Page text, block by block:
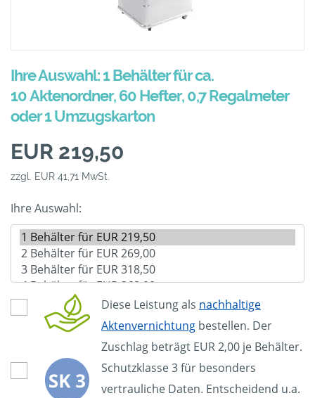
Ihre Auswahl: 1 Behälter für ca.
10 Aktenordner, 60 Hefter, 0,7 Regalmeter
oder 1 Umzugskarton
EUR 219,50
zzgl. EUR 41,71 MwSt.
Ihre Auswahl:
Diese Leistung als nachhaltige
Aktenvernichtung bestellen. Der
Zuschlag beträgt EUR 2,00 je Behälter.
Schutzklasse 3 für besonders
vertrauliche Daten. Entscheidend u.a.